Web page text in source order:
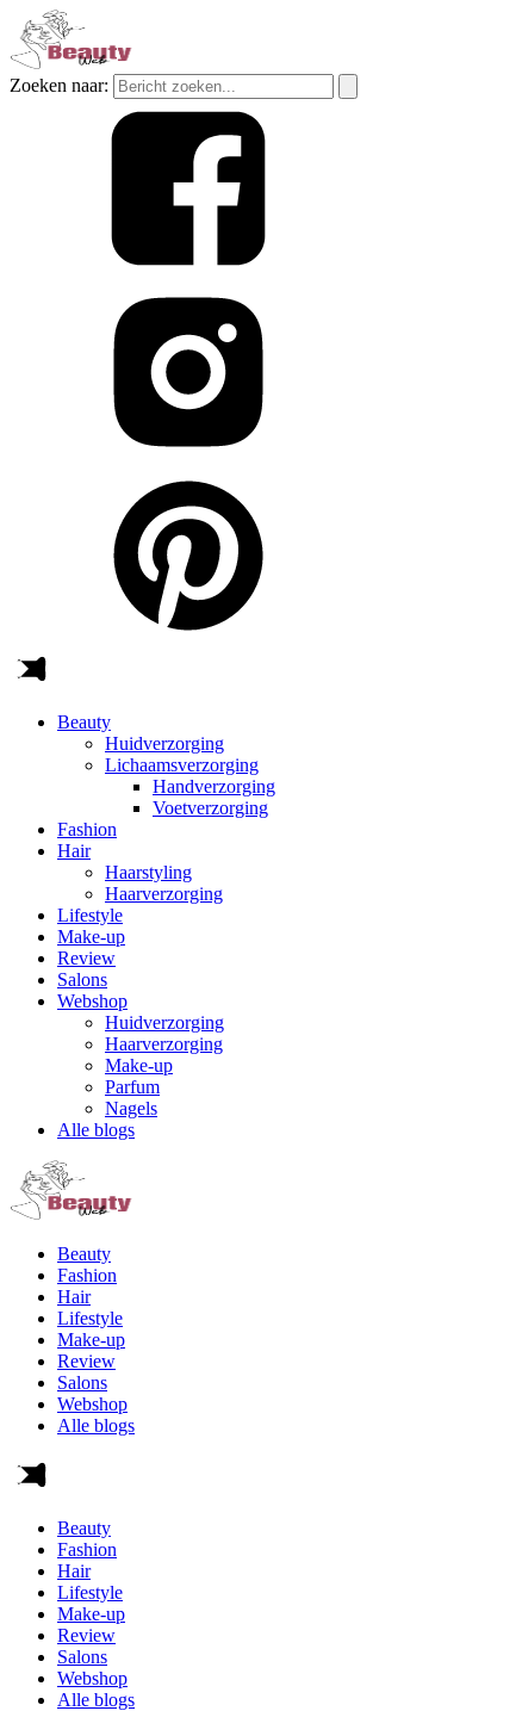
Zoeken naar:
Beauty
Huidverzorging
Lichaamsverzorging
Handverzorging
Voetverzorging
Fashion
Hair
Haarstyling
Haarverzorging
Lifestyle
Make-up
Review
Salons
Webshop
Huidverzorging
Haarverzorging
Make-up
Parfum
Nagels
Alle blogs
Beauty
Fashion
Hair
Lifestyle
Make-up
Review
Salons
Webshop
Alle blogs
Beauty
Fashion
Hair
Lifestyle
Make-up
Review
Salons
Webshop
Alle blogs